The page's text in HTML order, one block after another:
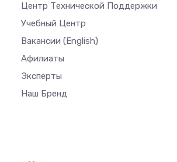
Центр Технической Поддержки
Учебный Центр
Вакансии (English)
Афилиаты
Эксперты
Наш Бренд